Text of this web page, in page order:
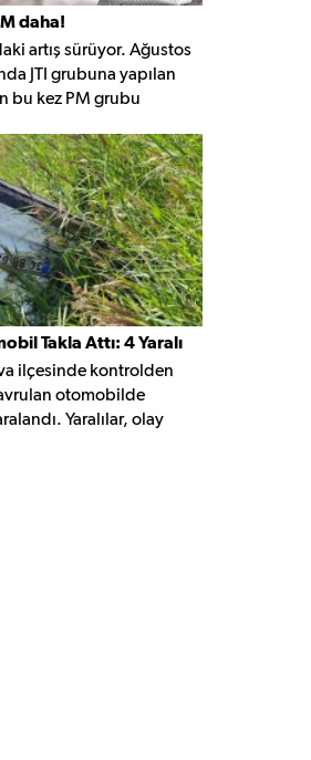
daha!
artış sürüyor. Ağustos
JTI grubuna yapılan
bu kez PM grubu
120 TL, en pahalı
yükseldi.
Takla Attı: 4 Yaralı
ilçesinde kontrolden
otomobilde
Yaralılar, olay